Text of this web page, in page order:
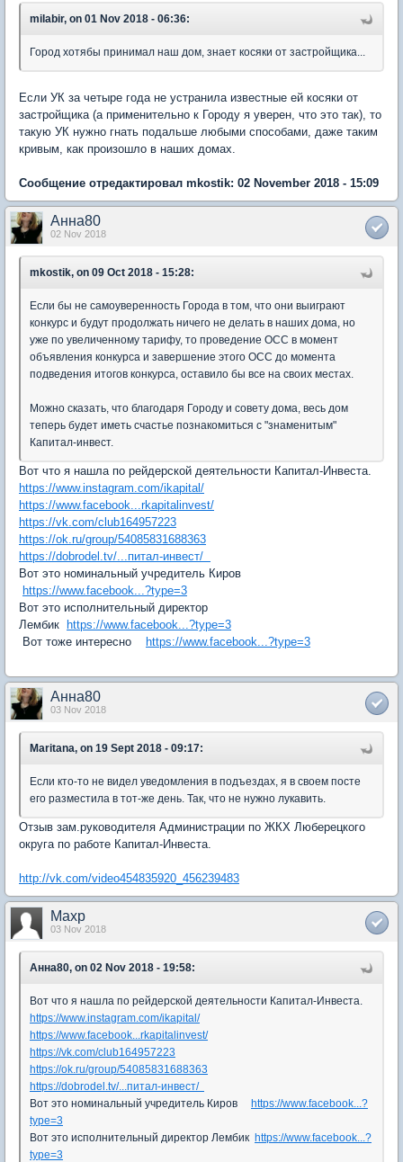
milabir, on 01 Nov 2018 - 06:36:
Город хотябы принимал наш дом, знает косяки от застройщика...
Если УК за четыре года не устранила известные ей косяки от
застройщика (а применительно к Городу я уверен, что это так), то
такую УК нужно гнать подальше любыми способами, даже таким
кривым, как произошло в наших домах.
Сообщение отредактировал mkostik: 02 November 2018 - 15:09
Анна80
02 Nov 2018
mkostik, on 09 Oct 2018 - 15:28:
Если бы не самоуверенность Города в том, что они выиграют
конкурс и будут продолжать ничего не делать в наших дома, но
уже по увеличенному тарифу, то проведение ОСС в момент
объявления конкурса и завершение этого ОСС до момента
подведения итогов конкурса, оставило бы все на своих местах.
Можно сказать, что благодаря Городу и совету дома, весь дом
теперь будет иметь счастье познакомиться с "знаменитым"
Капитал-инвест.
Вот что я нашла по рейдерской деятельности Капитал-Инвеста.
https://www.instagram.com/ikapital/
https://www.facebook...rkapitalinvest/
https://vk.com/club164957223
https://ok.ru/group/54085831688363
https://dobrodel.tv/...питал-инвест/
Вот это номинальный учредитель Киров
https://www.facebook...?type=3
Вот это исполнительный директор
Лембик
https://www.facebook...?type=3
Вот тоже интересно
https://www.facebook...?type=3
Анна80
03 Nov 2018
Maritana, on 19 Sept 2018 - 09:17:
Если кто-то не видел уведомления в подъездах, я в своем посте
его разместила в тот-же день. Так, что не нужно лукавить.
Отзыв зам.руководителя Администрации по ЖКХ Люберецкого
округа по работе Капитал-Инвеста.
http://vk.com/video454835920_456239483
Maxp
03 Nov 2018
Анна80, on 02 Nov 2018 - 19:58:
Вот что я нашла по рейдерской деятельности Капитал-Инвеста.
https://www.instagram.com/ikapital/
https://www.facebook...rkapitalinvest/
https://vk.com/club164957223
https://ok.ru/group/54085831688363
https://dobrodel.tv/...питал-инвест/
Вот это номинальный учредитель Киров
https://www.facebook...?
type=3
Вот это исполнительный директор Лембик https://www.facebook...?
type=3